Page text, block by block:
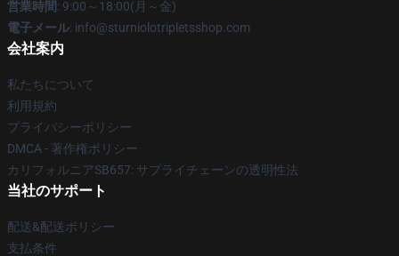
営業時間: 9:00～18:00(月～金)
電子メール: info@sturniolotripletsshop.com
会社案内
私たちについて
利用規約
プライバシーポリシー
DMCA - 著作権ポリシー
カリフォルニアSB657: サプライチェーンの透明性法
当社のサポート
配送&配送ポリシー
支払条件